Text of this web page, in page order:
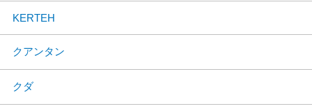
KERTEH
クアンタン
クダ